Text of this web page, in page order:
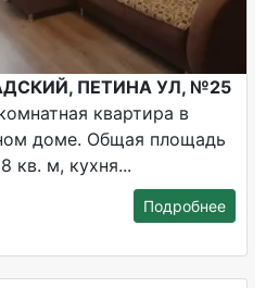
ПЕТИНА УЛ, №25
квартира в
доме. Общая площадь
кв. м, кухня...
Подробнее